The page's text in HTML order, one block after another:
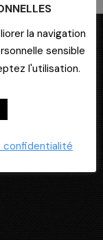
la navigation
sensible
l'utilisation.
confidentialité